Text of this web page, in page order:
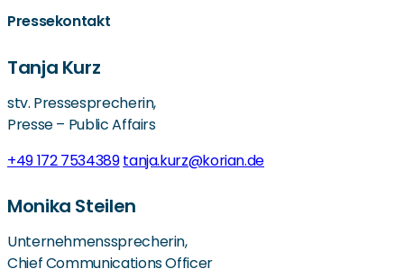
Pressekontakt
Tanja Kurz
stv. Pressesprecherin,
Presse – Public Affairs
+49 172 7534389tanja.kurz@korian.de
Monika Steilen
Unternehmenssprecherin,
Chief Communications Officer